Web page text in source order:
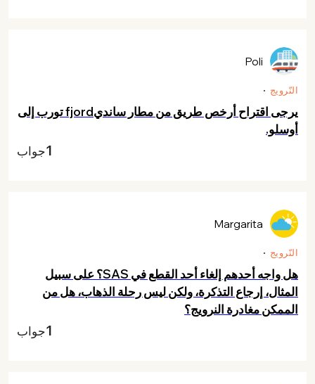
النّرويج
يرجى اقتراح أرخص طريق من مطار سانديfjord تورب إلى
أوسلو.
Poli
1جواب
النّرويج
هل واجه أحدهم إلغاء أحد القطع في SAS؟ على سبيل
المثال، إرجاع التذكرة، ولكن ليس رحلة الذهاب، هل من
الممكن مغادرة النرويج؟
Margarita
1جواب